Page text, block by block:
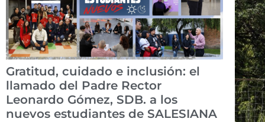
Gratitud, cuidado e inclusión: el
llamado del Padre Rector
Leonardo Gómez, SDB. a los
nuevos estudiantes de SALESIANA